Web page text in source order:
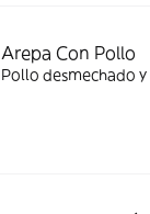
Arepa Con Pollo
Pollo desmechado